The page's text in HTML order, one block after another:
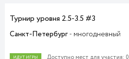
Турнир уровня 2.5-3.5 #3
Санкт-Петербург- многодневный
Доступно мест для участия: 0